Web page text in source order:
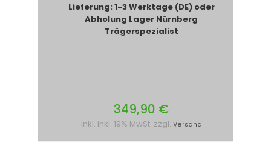
Lieferung: 1-3 Werktage (DE) oder
Abholung Lager Nürnberg
Trägerspezialist
349,90 €
inkl. inkl. 19% MwSt. zzgl. Versand